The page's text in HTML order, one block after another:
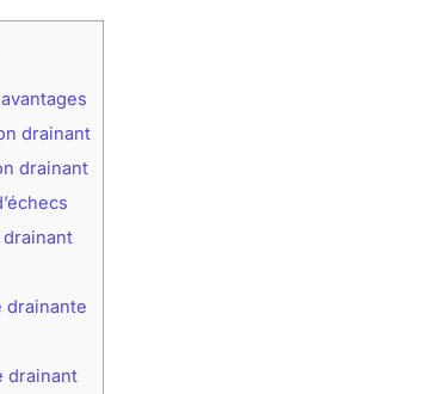
drainant
drainant
drainante
drainant